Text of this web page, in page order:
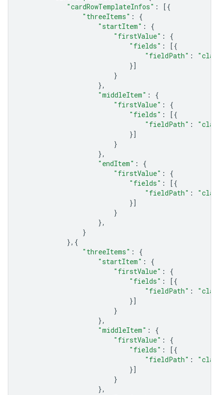
"cardRowTemplateInfos" :
[{
"threeItems" :
{
"startItem" :
{
"firstValue" :
{
"fields" :
[{
"fieldPath" :
}]
}
},
"middleItem" :
{
"firstValue" :
{
"fields" :
[{
"fieldPath" :
}]
}
},
"endItem" :
{
"firstValue" :
{
"fields" :
[{
"fieldPath" :
}]
}
},
}
},{
"threeItems" :
{
"startItem" :
{
"firstValue" :
{
"fields" :
[{
"fieldPath" :
}]
}
},
"middleItem" :
{
"firstValue" :
{
"fields" :
[{
"fieldPath" :
}]
}
},